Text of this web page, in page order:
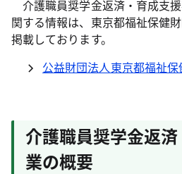
介護職員奨学金返済・育成支
関する情報は、東京都福祉保健
掲載しております。
公益財団法人東京都福祉
介護職員奨学金返
業の概要